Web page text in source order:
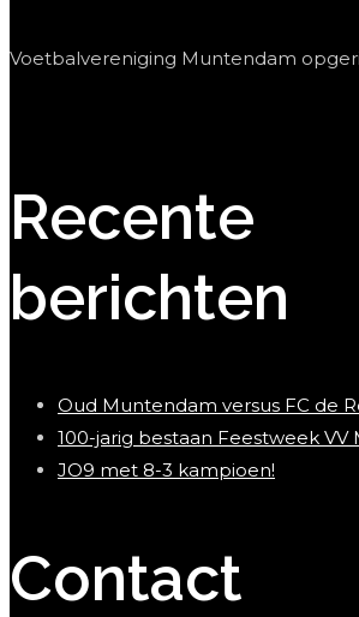
Voetbalvereniging Muntendam
Recente
berichten
Oud Muntendam versus FC de
100-jarig bestaan Feestweek
JO9 met 8-3 kampioen!
Contact